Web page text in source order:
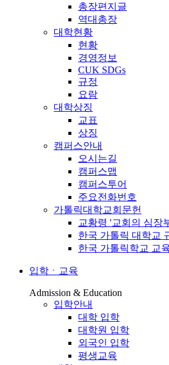
총장편지글
역대총장
대학현황
현황
경영정보
CUK SDGs
규정
요람
대학상징
교표
상징
캠퍼스안내
오시는길
캠퍼스맵
캠퍼스투어
주요전화번호
가톨릭대학교회문헌
교황령 '교회의 심장
한국 가톨릭 대학교
한국 가톨릭학교 교
입학ㆍ교육
Admission & Education
입학안내
대학 입학
대학원 입학
외국인 입학
평생교육